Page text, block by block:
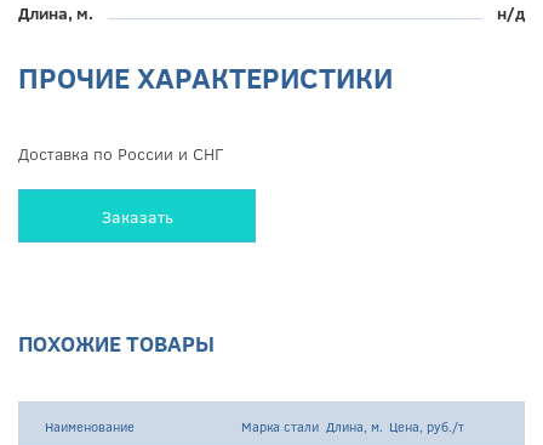
Длина, м.
н/д
ПРОЧИЕ ХАРАКТЕРИСТИКИ
Доставка по России и СНГ
Заказать
ПОХОЖИЕ ТОВАРЫ
Наименование Марка стали Длина, м. Цена, руб./т